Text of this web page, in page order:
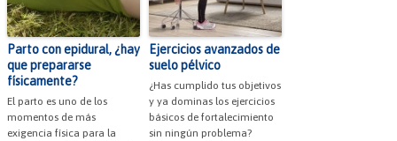
Parto con epidural, ¿hay
que prepararse
físicamente?
El parto es uno de los
momentos de más
exigencia física para la
Ejercicios avanzados de
suelo pélvico
¿Has cumplido tus objetivos
y ya dominas los ejercicios
básicos de fortalecimiento
sin ningún problema?